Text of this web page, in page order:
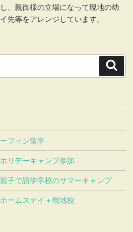
、親御様の立場になって現地の幼
先等をアレンジしています。
索
フィン留学
リデーキャンプ参加
子で語学学校のサマーキャンプ
ームステイ＋現地校